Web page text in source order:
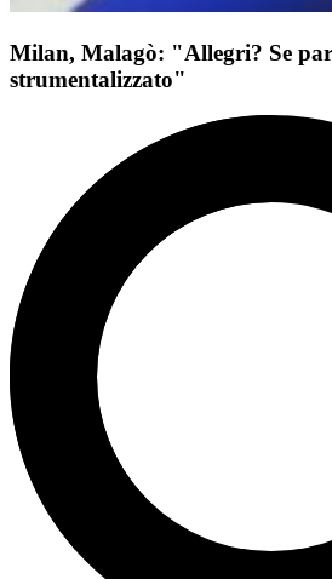
Milan, Malagò: "Allegri? Se
strumentalizzato"